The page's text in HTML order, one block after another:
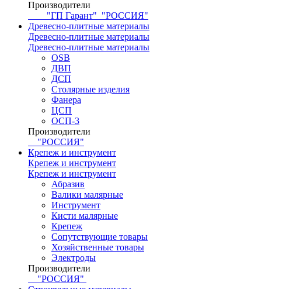
Производители
"ГП Гарант" "РОССИЯ"
Древесно-плитные материалы
Древесно-плитные материалы
Древесно-плитные материалы
OSB
ДВП
ДСП
Столярные изделия
Фанера
ЦСП
ОСП-3
Производители
"РОССИЯ"
Крепеж и инструмент
Крепеж и инструмент
Крепеж и инструмент
Абразив
Валики малярные
Инструмент
Кисти малярные
Крепеж
Сопутствующие товары
Хозяйственные товары
Электроды
Производители
"РОССИЯ"